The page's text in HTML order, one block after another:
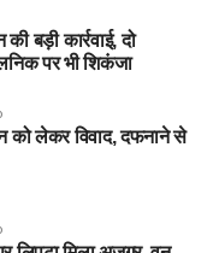
का पालन करता
हो सकते हैं, लेकिन
होगी:
बड़ी कार्रवाई, दो
पर भी शिकंजा
को लेकर विवाद, दफनाने से